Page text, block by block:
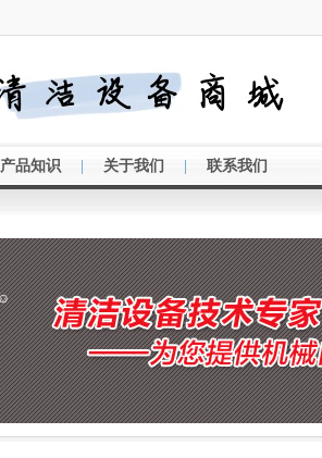
产品知识 | 关于我们 | 联系我们